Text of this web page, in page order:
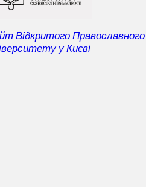
Відкритого Православного
у Києві